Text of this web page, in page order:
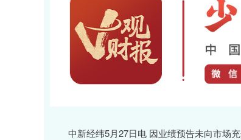
中新经纬5月27日电 因业绩预告未向市场充